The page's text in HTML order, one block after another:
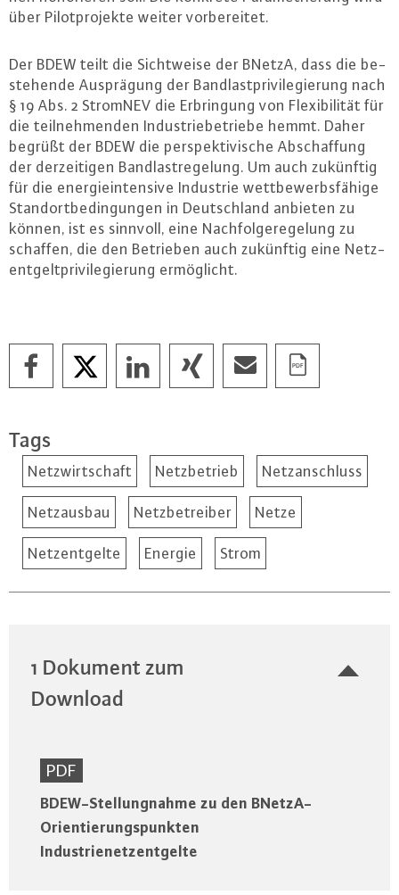
über Pi­lot­pro­jek­te weiter vor­be­rei­tet.
Der BDEW teilt die Sicht­wei­se der BNetzA, dass die be­
ste­hen­de Aus­prä­gung der Band­last­pri­vi­le­gie­rung nach
§ 19 Abs. 2 StromNEV die Er­brin­gung von Fle­xi­bi­li­tät für
die teil­neh­men­den In­dus­trie­be­trie­be hemmt. Daher
begrüßt der BDEW die per­spek­ti­vi­sche Ab­schaf­fung
der der­zei­ti­gen Band­last­re­ge­lung. Um auch zukünftig
für die en­er­gie­in­ten­si­ve Industrie wett­be­werbs­fä­hi­ge
Stand­ort­be­din­gun­gen in Deutsch­land anbieten zu
können, ist es sinnvoll, eine Nach­fol­ge­re­ge­lung zu
schaffen, die den Betrieben auch zukünftig eine Netz­
ent­gelt­pri­vi­le­gie­rung er­mög­licht.
Tags
Netzwirtschaft Netzbetrieb Netzanschluss
Netzausbau Netzbetreiber Netze
Netzentgelte Energie Strom
1 Dokument zum
Download
PDF
BDEW-Stellungnahme zu den BNetzA-
Orientierungspunkten
Industrienetzentgelte